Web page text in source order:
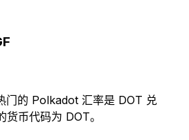
门的 Polkadot 汇率是 DOT 兑
币代码为 DOT。